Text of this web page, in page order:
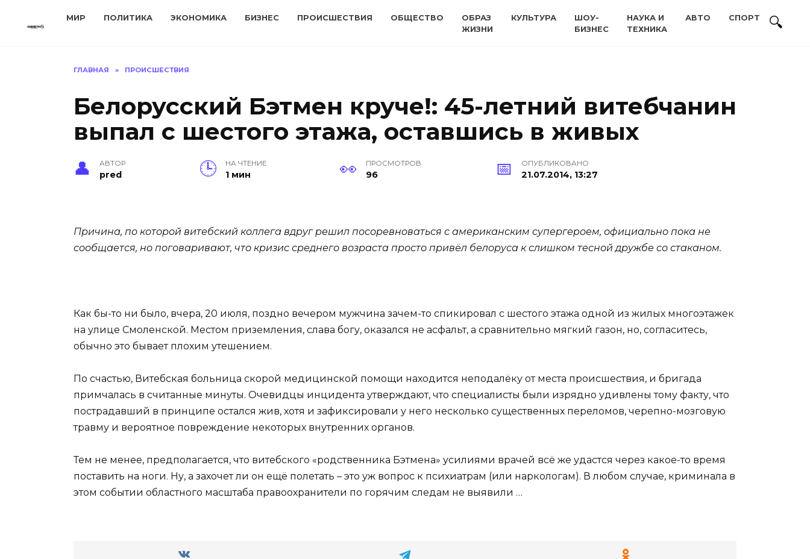
МИР ПОЛИТИКА ЭКОНОМИКА БИЗНЕС ПРОИСШЕСТВИЯ ОБЩЕСТВО
ОБРАЗ
ЖИЗНИ
КУЛЬТУРА
ШОУ-
БИЗНЕС
НАУКА И
ТЕХНИКА
АВТО СПОРТ
ГЛАВНАЯ » ПРОИСШЕСТВИЯ
Белорусский Бэтмен круче!: 45-летний витебчанин
выпал с шестого этажа, оставшись в живых
АВТОР
pred
НА ЧТЕНИЕ
1 мин
ПРОСМОТРОВ
96
ОПУБЛИКОВАНО
21.07.2014, 13:27
Причина, по которой витебский коллега вдруг решил посоревноваться с американским супергероем, официально пока не
сообщается, но поговаривают, что кризис среднего возраста просто привёл белоруса к слишком тесной дружбе со стаканом.
Как бы-то ни было, вчера, 20 июля, поздно вечером мужчина зачем-то спикировал с шестого этажа одной из жилых многоэтажек
на улице Смоленской. Местом приземления, слава богу, оказался не асфальт, а сравнительно мягкий газон, но, согласитесь,
обычно это бывает плохим утешением.
По счастью, Витебская больница скорой медицинской помощи находится неподалёку от места происшествия, и бригада
примчалась в считанные минуты. Очевидцы инцидента утверждают, что специалисты были изрядно удивлены тому факту, что
пострадавший в принципе остался жив, хотя и зафиксировали у него несколько существенных переломов, черепно-мозговую
травму и вероятное повреждение некоторых внутренних органов.
Тем не менее, предполагается, что витебского «родственника Бэтмена» усилиями врачей всё же удастся через какое-то время
поставить на ноги. Ну, а захочет ли он ещё полетать – это уж вопрос к психиатрам (или наркологам). В любом случае, криминала в
этом событии областного масштаба правоохранители по горячим следам не выявили …